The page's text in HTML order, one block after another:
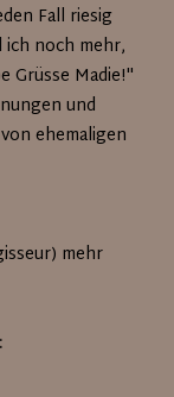
Fall riesig
noch mehr,
Grüsse Madie!"
und
ehemaligen
mehr